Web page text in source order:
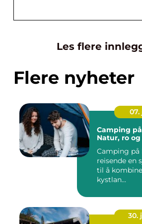
Les flere
Flere nyheter
07.
Camping
Natur, ro
Camping på
reisende en
til å
kystlan...
30.